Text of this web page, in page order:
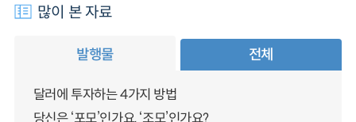
많이 본 자료
발행물 전체
달러에 투자하는 4가지 방법